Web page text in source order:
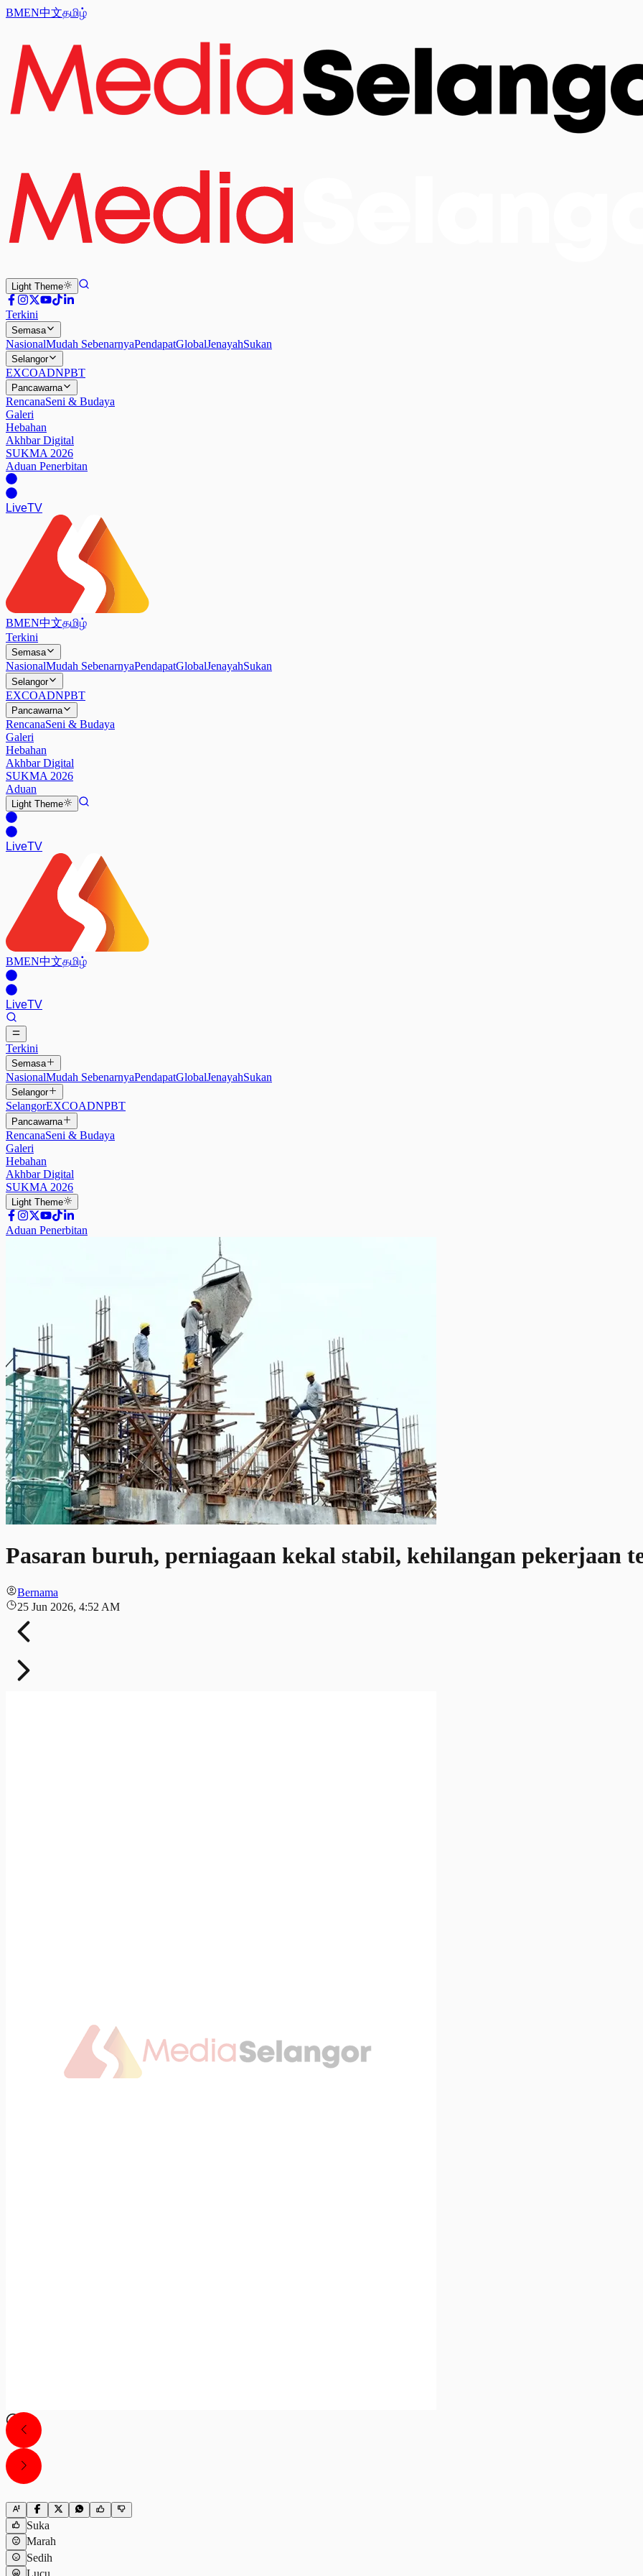
BMEN中文தமிழ்
Light Theme
Terkini
Semasa
NasionalMudah SebenarnyaPendapatGlobalJenayahSukan
Selangor
EXCOADNPBT
Pancawarna
RencanaSeni & Budaya
Galeri
Hebahan
Akhbar Digital
SUKMA 2026
Aduan Penerbitan
LiveTV
BMEN中文தமிழ்
Terkini
Semasa
NasionalMudah SebenarnyaPendapatGlobalJenayahSukan
Selangor
EXCOADNPBT
Pancawarna
RencanaSeni & Budaya
Galeri
Hebahan
Akhbar Digital
SUKMA 2026
Aduan
Light Theme
LiveTV
BMEN中文தமிழ்
LiveTV
Terkini
Semasa
NasionalMudah SebenarnyaPendapatGlobalJenayahSukan
Selangor
SelangorEXCOADNPBT
Pancawarna
RencanaSeni & Budaya
Galeri
Hebahan
Akhbar Digital
SUKMA 2026
Light Theme
Aduan Penerbitan
Pasaran buruh, perniagaan kekal stabil, kehilangan pekerjaan
Bernama
25 Jun 2026, 4:52 AM
Suka
Marah
Sedih